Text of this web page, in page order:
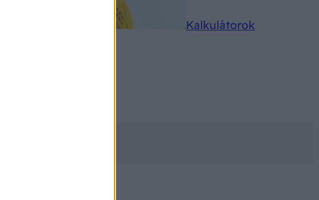
Kalkulátorok